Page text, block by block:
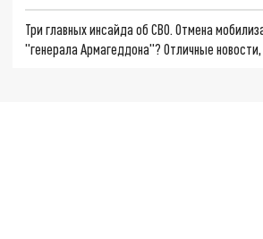
Три главных инсайда об СВО. Отмена
"генерала Армагеддона"? Отличные